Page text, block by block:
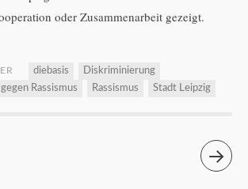
oder Zusammenarbeit gezeigt.
diebasis
Diskriminierung
Rassismus
Rassismus Stadt Leipzig